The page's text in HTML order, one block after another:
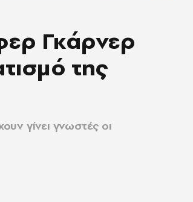
Γκάρνερ
της
γίνει γνωστές οι